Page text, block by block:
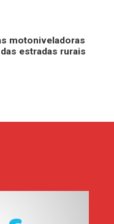
motoniveladoras
estradas rurais